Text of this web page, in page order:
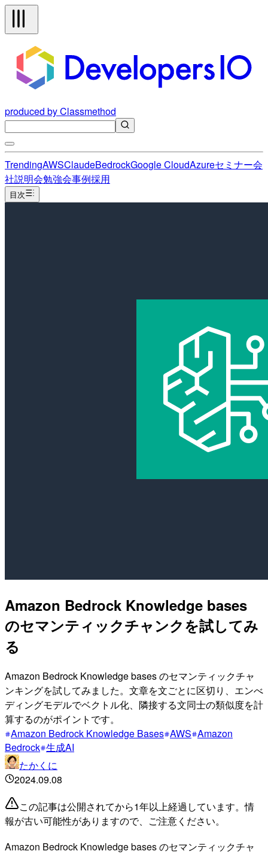
produced by Classmethod
TrendingAWSClaudeBedrockGoogle CloudAzureセミナー会
社説明会勉強会事例採用
目次
Amazon Bedrock Knowledge bases
のセマンティックチャンクを試してみ
る
Amazon Bedrock Knowledge bases のセマンティックチャ
ンキングを試してみました。文章を文ごとに区切り、エンべ
ディングモデルでベクトル化、隣接する文同士の類似度を計
算するのがポイントです。
Amazon Bedrock Knowledge Bases AWS Amazon
Bedrock 生成AI
たかくに
2024.09.08
この記事は公開されてから1年以上経過しています。情
報が古い可能性がありますので、ご注意ください。
Amazon Bedrock Knowledge bases のセマンティックチャ